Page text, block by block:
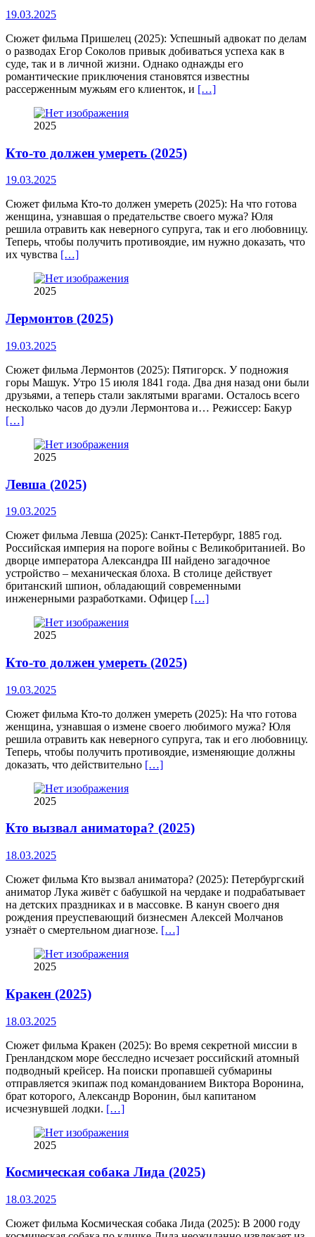
19.03.2025
Сюжет фильма Пришелец (2025): Успешный адвокат по делам
о разводах Егор Соколов привык добиваться успеха как в
суде, так и в личной жизни. Однако однажды его
романтические приключения становятся известны
рассерженным мужьям его клиенток, и […]
2025
Кто-то должен умереть (2025)
19.03.2025
Сюжет фильма Кто-то должен умереть (2025): На что готова
женщина, узнавшая о предательстве своего мужа? Юля
решила отравить как неверного супруга, так и его любовницу.
Теперь, чтобы получить противоядие, им нужно доказать, что
их чувства […]
2025
Лермонтов (2025)
19.03.2025
Сюжет фильма Лермонтов (2025): Пятигорск. У подножия
горы Машук. Утро 15 июля 1841 года. Два дня назад они были
друзьями, а теперь стали заклятыми врагами. Осталось всего
несколько часов до дуэли Лермонтова и… Режиссер: Бакур
[…]
2025
Левша (2025)
19.03.2025
Сюжет фильма Левша (2025): Санкт-Петербург, 1885 год.
Российская империя на пороге войны с Великобританией. Во
дворце императора Александра III найдено загадочное
устройство – механическая блоха. В столице действует
британский шпион, обладающий современными
инженерными разработками. Офицер […]
2025
Кто-то должен умереть (2025)
19.03.2025
Сюжет фильма Кто-то должен умереть (2025): На что готова
женщина, узнавшая о измене своего любимого мужа? Юля
решила отравить как неверного супруга, так и его любовницу.
Теперь, чтобы получить противоядие, изменяющие должны
доказать, что действительно […]
2025
Кто вызвал аниматора? (2025)
18.03.2025
Сюжет фильма Кто вызвал аниматора? (2025): Петербургский
аниматор Лука живёт с бабушкой на чердаке и подрабатывает
на детских праздниках и в массовке. В канун своего дня
рождения преуспевающий бизнесмен Алексей Молчанов
узнаёт о смертельном диагнозе. […]
2025
Кракен (2025)
18.03.2025
Сюжет фильма Кракен (2025): Во время секретной миссии в
Гренландском море бесследно исчезает российский атомный
подводный крейсер. На поиски пропавшей субмарины
отправляется экипаж под командованием Виктора Воронина,
брат которого, Александр Воронин, был капитаном
исчезнувшей лодки. […]
2025
Космическая собака Лида (2025)
18.03.2025
Сюжет фильма Космическая собака Лида (2025): В 2000 году